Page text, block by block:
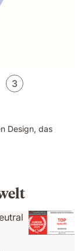
3
Design, das